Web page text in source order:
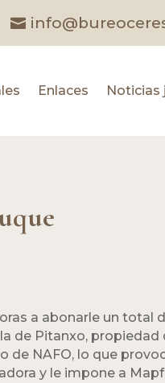
Enlaces Noticias
a abonarle un total
de Pitanxo, propiedad
de NAFO, lo que
y le impone a